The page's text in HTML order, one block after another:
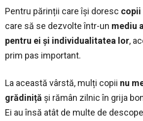
Pentru părinții care își doresc copii
care să se dezvolte într-un mediu
pentru ei și individualitatea lor,
prim pas important.
La această vârstă, mulți copii nu
grădiniță și rămân zilnic în grija
Ei au însă atât de multe de